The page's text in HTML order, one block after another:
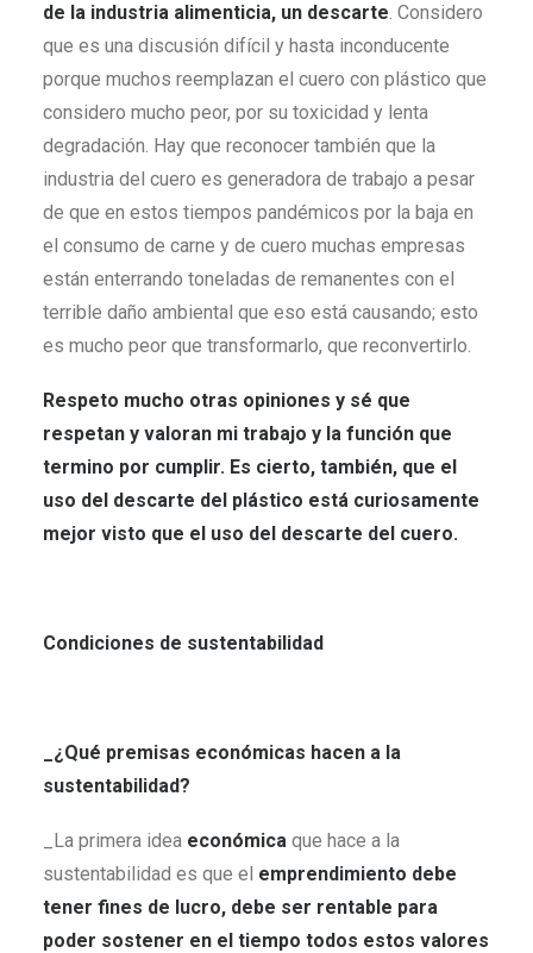
de la industria alimenticia, un descarte. Considero
que es una discusión difícil y hasta inconducente
porque muchos reemplazan el cuero con plástico que
considero mucho peor, por su toxicidad y lenta
degradación. Hay que reconocer también que la
industria del cuero es generadora de trabajo a pesar
de que en estos tiempos pandémicos por la baja en
el consumo de carne y de cuero muchas empresas
están enterrando toneladas de remanentes con el
terrible daño ambiental que eso está causando; esto
es mucho peor que transformarlo, que reconvertirlo.
Respeto mucho otras opiniones y sé que
respetan y valoran mi trabajo y la función que
termino por cumplir. Es cierto, también, que el
uso del descarte del plástico está curiosamente
mejor visto que el uso del descarte del cuero.
Condiciones de sustentabilidad
_¿Qué premisas económicas hacen a la
sustentabilidad?
_La primera idea económica que hace a la
sustentabilidad es que el emprendimiento debe
tener fines de lucro, debe ser rentable para
poder sostener en el tiempo todos estos valores